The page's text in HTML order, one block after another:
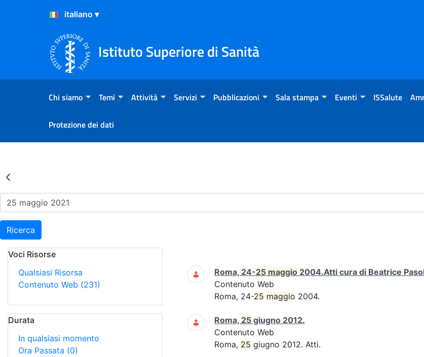
Salta al Contenuto
Salta al Footer
Istituto Superiore di Sanità
Chi siamo Temi Attività Servizi Pubblicazioni Sala stampa Eventi ISSalute
Protezione dei dati
Risultati della Ricerca - Eventi
Ricerca
Voci Risorse
Qualsiasi Risorsa
Contenuto Web (231)
Durata
In qualsiasi momento
Ora Passata (0)
Ricerca
Roma, 24-25 maggio 2004.Atti cura di Beatrice
Contenuto Web
Roma, 24-25 maggio 2004.
Roma, 25 giugno 2012.
Contenuto Web
Roma, 25 giugno 2012. Atti.